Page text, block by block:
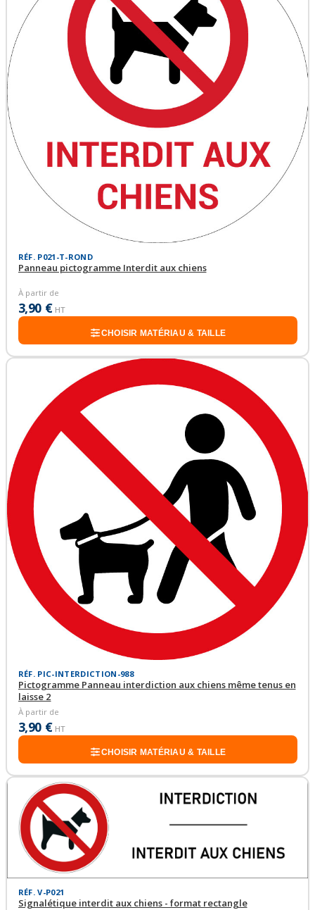
RÉF. P021-T-ROND
Panneau pictogramme Interdit aux chiens
À partir de
3,90 € HT
CHOISIR MATÉRIAU & TAILLE
RÉF. PIC-INTERDICTION-988
Pictogramme Panneau interdiction aux chiens même tenus en
laisse 2
À partir de
3,90 € HT
CHOISIR MATÉRIAU & TAILLE
RÉF. V-P021
Signalétique interdit aux chiens - format rectangle